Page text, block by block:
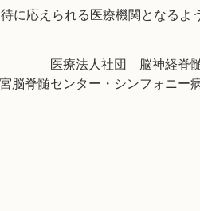
に応えられる医療機関となるよ
医療法人社団 脳神経脊
脳脊髄センター・シンフォ